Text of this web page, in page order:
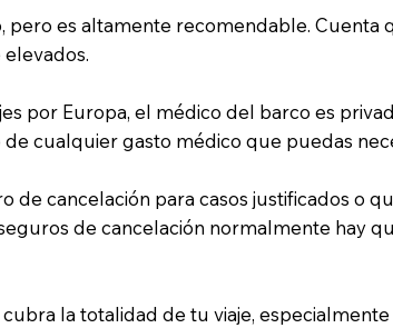
es altamente recomendable. Cuenta
elevados.
por Europa, el médico del barco es
cualquier gasto médico que puedas
de cancelación para casos justificados o
de cancelación normalmente hay
la totalidad de tu viaje,